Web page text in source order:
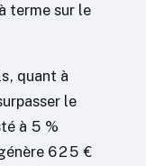
terme sur le
quant à
le
à 5 %
625 €